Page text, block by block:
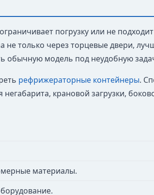
погрузку или не
не только через торцевые двери,
обычную модель под неудобную
рефрижераторные контейнеры.
крановой загрузки,
материалы.